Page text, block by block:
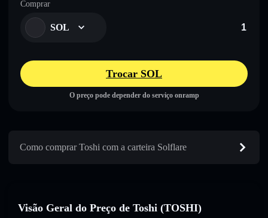
Comprar
SOL
Trocar SOL
O preço pode depender do serviço onramp
Como comprar Toshi com a carteira Solflare
Visão Geral do Preço de Toshi (TOSHI)